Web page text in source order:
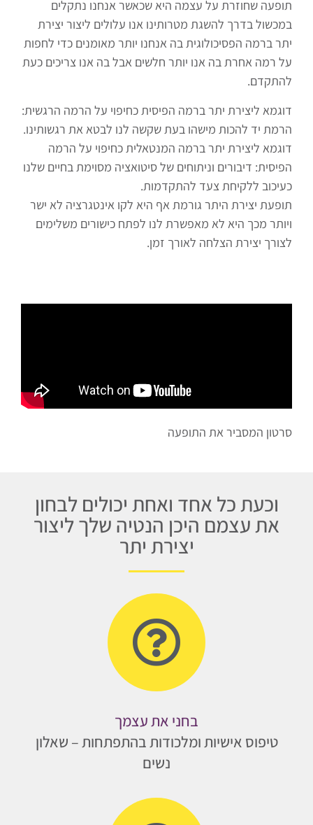
תופעה שחוזרת על עצמה היא שכאשר אנחנו נתקלים
במכשול בדרך להשגת מטרותינו אנו עלולים ליצור יצירת
יתר ברמה הפסיכולוגית בה אנחנו יותר מאומנים כדי לחפות
על רמה אחרת בה אנו יותר חלשים אבל בה אנו צריכים כעת
להתקדם.
דוגמא ליצירת יתר ברמה הפיסית כחיפוי על הרמה הרגשית:
הרמת יד להכות מישהו בעת שקשה לנו לבטא את רגשותינו.
דוגמא ליצירת יתר ברמה המנטאלית כחיפוי על הרמה
הפיסית: דיבורים וניתוחים של סיטואציה מסוימת בחיים שלנו
כעיכוב ללקיחת צעד להתקדמות.
תופעת יצירת היתר גורמת אף היא לקו אינטגרציה לא ישר
ויותר מכך היא לא מאפשרת לנו לפתח כישורים משלימים
לצורך יצירת הצלחה לאורך זמן.
סרטון המסביר את התופעה
וכעת כל אחד ואחת יכולים לבחון
את עצמם היכן הנטיה שלך ליצור
יצירת יתר
בחני את עצמך
טיפוס אישיות ומלכודות בהתפתחות – שאלון
נשים